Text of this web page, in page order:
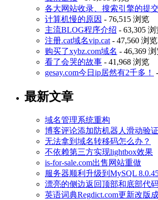
各大网站收录、搜索引擎的提
计算机慢的原因 - 76,515 浏览
主流BLOG程序介绍 - 63,305 浏
注册.cat域名vip.cat - 47,560 浏览
购买了xybz.com域名 - 46,369
看了会哭的故事 - 41,968 浏览
gesay.com今日ip居然有2千多！
最新文章
域名管理系统重构
博客评论添加防机器人滑动验证
无法拿到域名转移码怎么办？
不依赖第三方实现lightbox效果
is-for-sale.com出售网站重做
服务器顺利升级到MySQL
漂亮的侧边返回顶部和底部代
英语词典Regdict.com更新改版